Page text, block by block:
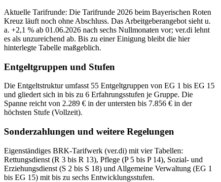
Aktuelle Tarifrunde: Die Tarifrunde 2026 beim Bayerischen Roten
Kreuz läuft noch ohne Abschluss. Das Arbeitgeberangebot sieht u.
a. +2,1 % ab 01.06.2026 nach sechs Nullmonaten vor; ver.di lehnt
es als unzureichend ab. Bis zu einer Einigung bleibt die hier
hinterlegte Tabelle maßgeblich.
Entgeltgruppen und Stufen
Die Entgeltstruktur umfasst 55 Entgeltgruppen von EG 1 bis EG 15
und gliedert sich in bis zu 6 Erfahrungsstufen je Gruppe. Die
Spanne reicht von 2.289 € in der untersten bis 7.856 € in der
höchsten Stufe (Vollzeit).
Sonderzahlungen und weitere Regelungen
Eigenständiges BRK-Tarifwerk (ver.di) mit vier Tabellen:
Rettungsdienst (R 3 bis R 13), Pflege (P 5 bis P 14), Sozial- und
Erziehungsdienst (S 2 bis S 18) und Allgemeine Verwaltung (EG 1
bis EG 15) mit bis zu sechs Entwicklungsstufen.